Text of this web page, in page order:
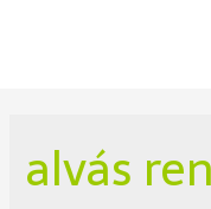
alvás